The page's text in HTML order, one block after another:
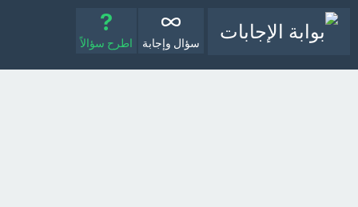
سؤال وإجابة اطرح سؤالاً